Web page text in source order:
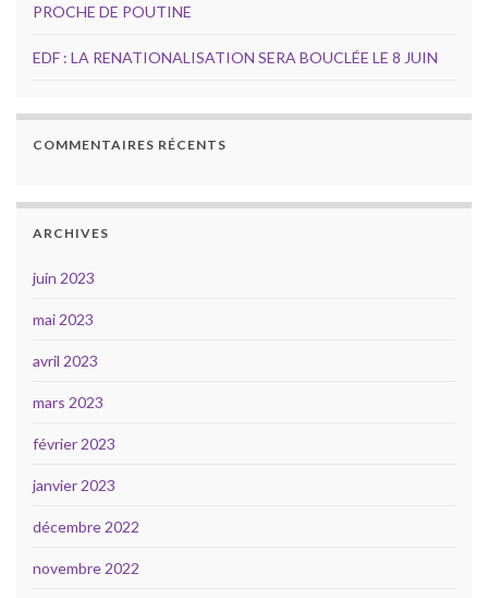
PROCHE DE POUTINE
EDF : LA RENATIONALISATION SERA BOUCLÉE LE 8 JUIN
COMMENTAIRES RÉCENTS
ARCHIVES
juin 2023
mai 2023
avril 2023
mars 2023
février 2023
janvier 2023
décembre 2022
novembre 2022